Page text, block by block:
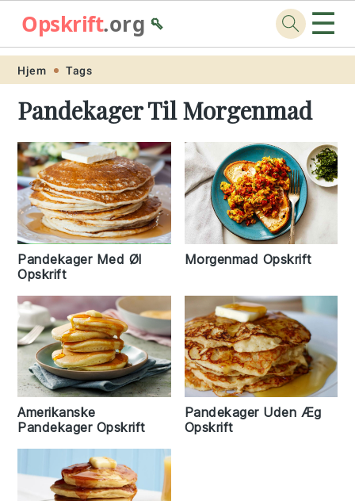
Skip
primary
navigation
Skip
main
content
Skip
primary
sidebar
Skip
footer
Opskrift.org🥄 ☰
Hjem Tags
Pandekager Til Morgenmad
Pandekager Med Øl
Opskrift
Morgenmad Opskrift
Amerikanske
Pandekager Opskrift
Pandekager Uden Æg
Opskrift